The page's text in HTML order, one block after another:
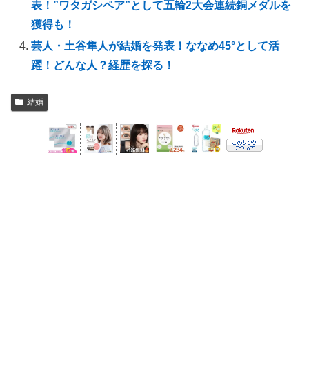
表！”ワタガシペア”として五輪2大会連続銅メダルを
獲得も！
芸人・土谷隼人が結婚を発表！ななめ45°として活
躍！どんな人？経歴を探る！
結婚